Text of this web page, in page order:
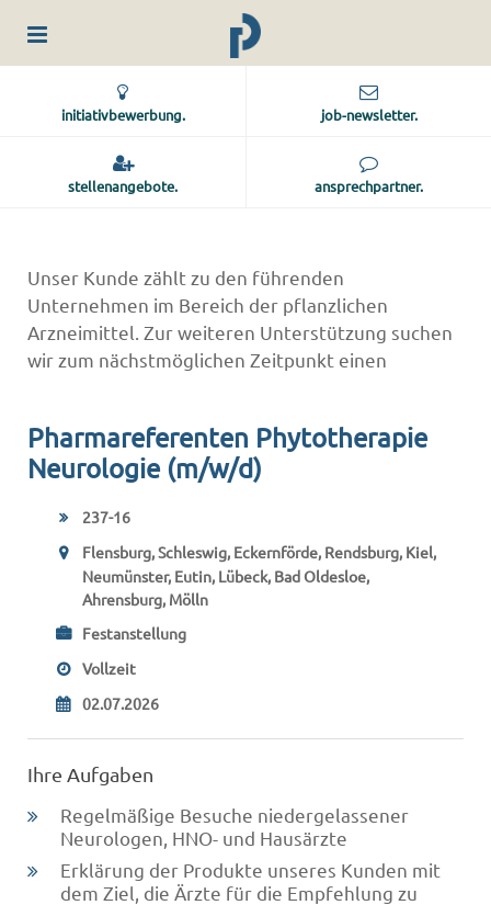
initiativbewerbung. job-newsletter.
stellenangebote. ansprechpartner.
Unser Kunde zählt zu den führenden
Unternehmen im Bereich der pflanzlichen
Arzneimittel. Zur weiteren Unterstützung suchen
wir zum nächstmöglichen Zeitpunkt einen
Pharmareferenten Phytotherapie
Neurologie (m/w/d)
237-16
Flensburg, Schleswig, Eckernförde, Rendsburg, Kiel,
Neumünster, Eutin, Lübeck, Bad Oldesloe,
Ahrensburg, Mölln
Festanstellung
Vollzeit
02.07.2026
Ihre Aufgaben
Regelmäßige Besuche niedergelassener
Neurologen, HNO- und Hausärzte
Erklärung der Produkte unseres Kunden mit
dem Ziel, die Ärzte für die Empfehlung zu